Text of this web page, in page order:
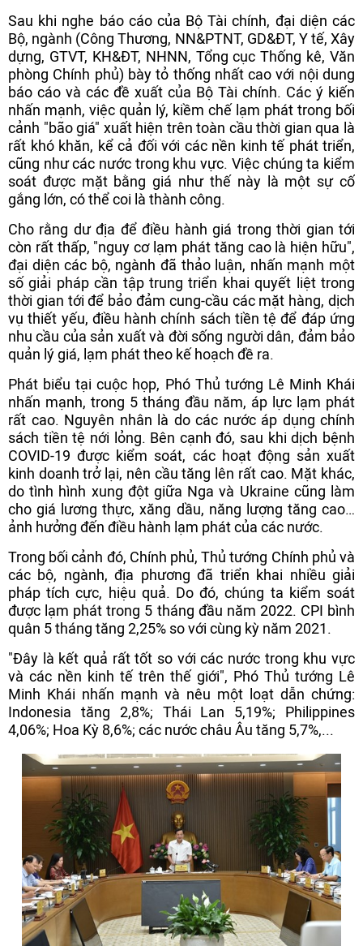
Sau khi nghe báo cáo của Bộ Tài chính, đại diện các
Bộ, ngành (Công Thương, NN&PTNT, GD&ĐT, Y tế, Xây
dựng, GTVT, KH&ĐT, NHNN, Tổng cục Thống kê, Văn
phòng Chính phủ) bày tỏ thống nhất cao với nội dung
báo cáo và các đề xuất của Bộ Tài chính. Các ý kiến
nhấn mạnh, việc quản lý, kiềm chế lạm phát trong bối
cảnh "bão giá" xuất hiện trên toàn cầu thời gian qua là
rất khó khăn, kể cả đối với các nền kinh tế phát triển,
cũng như các nước trong khu vực. Việc chúng ta kiểm
soát được mặt bằng giá như thế này là một sự cố
gắng lớn, có thể coi là thành công.
Cho rằng dư địa để điều hành giá trong thời gian tới
còn rất thấp, "nguy cơ lạm phát tăng cao là hiện hữu",
đại diện các bộ, ngành đã thảo luận, nhấn mạnh một
số giải pháp cần tập trung triển khai quyết liệt trong
thời gian tới để bảo đảm cung-cầu các mặt hàng, dịch
vụ thiết yếu, điều hành chính sách tiền tệ để đáp ứng
nhu cầu của sản xuất và đời sống người dân, đảm bảo
quản lý giá, lạm phát theo kế hoạch đề ra.
Phát biểu tại cuộc họp, Phó Thủ tướng Lê Minh Khái
nhấn mạnh, trong 5 tháng đầu năm, áp lực lạm phát
rất cao. Nguyên nhân là do các nước áp dụng chính
sách tiền tệ nới lỏng. Bên cạnh đó, sau khi dịch bệnh
COVID-19 được kiểm soát, các hoạt động sản xuất
kinh doanh trở lại, nên cầu tăng lên rất cao. Mặt khác,
do tình hình xung đột giữa Nga và Ukraine cũng làm
cho giá lương thực, xăng dầu, năng lượng tăng cao…
ảnh hưởng đến điều hành lạm phát của các nước.
Trong bối cảnh đó, Chính phủ, Thủ tướng Chính phủ và
các bộ, ngành, địa phương đã triển khai nhiều giải
pháp tích cực, hiệu quả. Do đó, chúng ta kiểm soát
được lạm phát trong 5 tháng đầu năm 2022. CPI bình
quân 5 tháng tăng 2,25% so với cùng kỳ năm 2021.
"Đây là kết quả rất tốt so với các nước trong khu vực
và các nền kinh tế trên thế giới", Phó Thủ tướng Lê
Minh Khái nhấn mạnh và nêu một loạt dẫn chứng:
Indonesia tăng 2,8%; Thái Lan 5,19%; Philippines
4,06%; Hoa Kỳ 8,6%; các nước châu Âu tăng 5,7%,...